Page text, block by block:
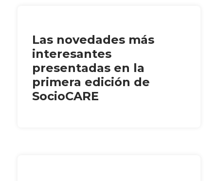
Las novedades más
interesantes
presentadas en la
primera edición de
SocioCARE